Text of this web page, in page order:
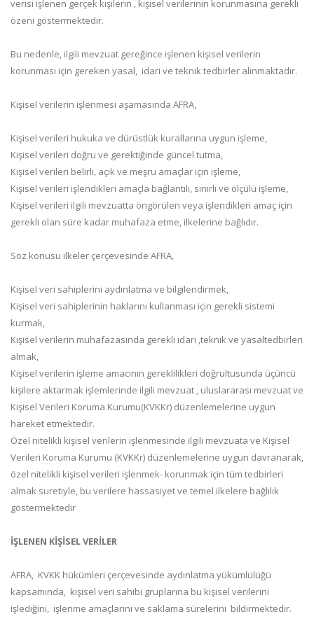
verisi işlenen gerçek kişilerin , kişisel verilerinin korunmasına gerekli
özeni göstermektedir.
Bu nedenle, ilgili mevzuat gereğince işlenen kişisel verilerin
korunması için gereken yasal, idari ve teknik tedbirler alınmaktadır.
Kişisel verilerin işlenmesi aşamasında AFRA,
Kişisel verileri hukuka ve dürüstlük kurallarına uygun işleme,
Kişisel verileri doğru ve gerektiğinde güncel tutma,
Kişisel verileri belirli, açık ve meşru amaçlar için işleme,
Kişisel verileri işlendikleri amaçla bağlantılı, sınırlı ve ölçülü işleme,
Kişisel verileri ilgili mevzuatta öngörülen veya işlendikleri amaç için
gerekli olan süre kadar muhafaza etme, ilkelerine bağlıdır.
Söz konusu ilkeler çerçevesinde AFRA,
Kişisel veri sahiplerini aydınlatma ve bilgilendirmek,
Kişisel veri sahiplerinin haklarını kullanması için gerekli sistemi
kurmak,
Kişisel verilerin muhafazasında gerekli idari ,teknik ve yasaltedbirleri
almak,
Kişisel verilerin işleme amacının gereklilikleri doğrultusunda üçüncü
kişilere aktarmak işlemlerinde ilgili mevzuat , uluslararası mevzuat ve
Kişisel Verileri Koruma Kurumu(KVKKr) düzenlemelerine uygun
hareket etmektedir.
Özel nitelikli kişisel verilerin işlenmesinde ilgili mevzuata ve Kişisel
Verileri Koruma Kurumu (KVKKr) düzenlemelerine uygun davranarak,
özel nitelikli kişisel verileri işlenmek- korunmak için tüm tedbirleri
almak suretiyle, bu verilere hassasiyet ve temel ilkelere bağlılık
göstermektedir
İŞLENEN KİŞİSEL VERİLER
AFRA, KVKK hükümleri çerçevesinde aydınlatma yükümlülüğü
kapsamında, kişisel veri sahibi gruplarına bu kişisel verilerini
işlediğini, işlenme amaçlarını ve saklama sürelerini bildirmektedir.